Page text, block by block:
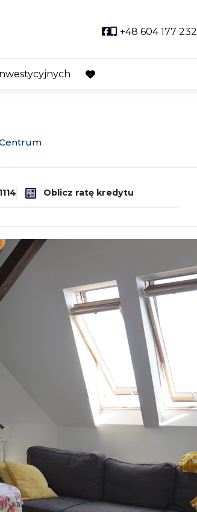
Social link
+48 604 177 232
favorite
Oblicz ratę kredytu